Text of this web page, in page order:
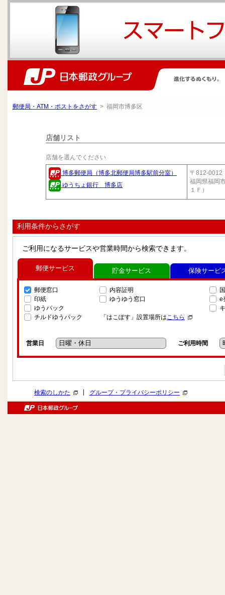
郵便局・ATM・ポストをさがす > 福岡市博多区
店舗リスト
店舗を選んでください
博多郵便局（博多北郵便局博多駅前分室）
ゆうちょ銀行 博多店
〒812-0012
福岡県福岡
１Ｆ）
利用条件からさがす
ご利用になるサービスや営業時間から検索できます。
郵便サービス
郵便窓口
印紙
ゆうパック
チルドゆうパック
内容証明
ゆうゆう窓口
「はこぽす」設置場所はこちら
e
営業日 ご利用時間
貯金サービス 保険サービ
検索のしかた グループ・プライバシーポリシー